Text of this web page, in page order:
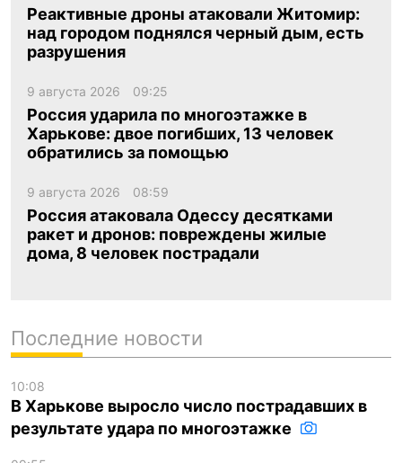
Реактивные дроны атаковали Житомир:
над городом поднялся черный дым, есть
разрушения
9 августа 2026 09:25
Россия ударила по многоэтажке в
Харькове: двое погибших, 13 человек
обратились за помощью
9 августа 2026 08:59
Россия атаковала Одессу десятками
ракет и дронов: повреждены жилые
дома, 8 человек пострадали
Последние новости
10:08
В Харькове выросло число пострадавших в
результате удара по многоэтажке